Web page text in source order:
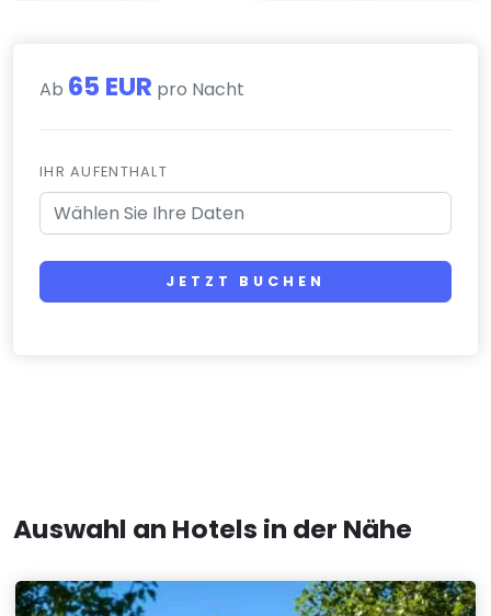
Ab 65 EUR pro Nacht
IHR AUFENTHALT
JETZT BUCHEN
Auswahl an Hotels in der Nähe